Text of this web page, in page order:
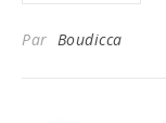
Par Boudicca